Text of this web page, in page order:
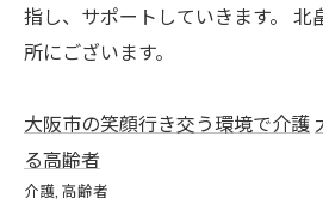
指し、サポートしていきます。 北
所にございます。
大阪市の笑顔行き交う環境で介護
る高齢者
介護 高齢者